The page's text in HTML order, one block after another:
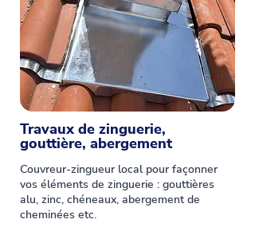
Travaux de zinguerie,
gouttière, abergement
Couvreur-zingueur local pour façonner
vos éléments de zinguerie : gouttières
alu, zinc, chéneaux, abergement de
cheminées etc.